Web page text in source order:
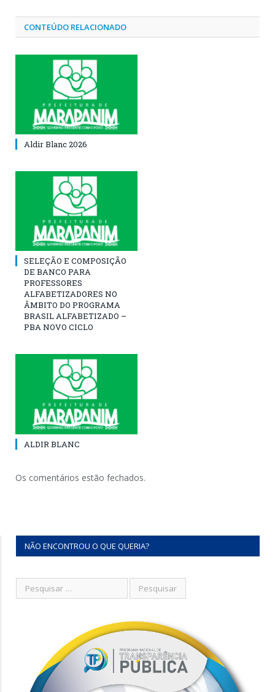
CONTEÚDO RELACIONADO
Aldir Blanc 2026
SELEÇÃO E COMPOSIÇÃO
DE BANCO PARA
PROFESSORES
ALFABETIZADORES NO
ÂMBITO DO PROGRAMA
BRASIL ALFABETIZADO –
PBA NOVO CICLO
ALDIR BLANC
Os comentários estão fechados.
NÃO ENCONTROU O QUE QUERIA?